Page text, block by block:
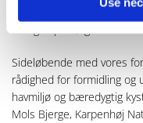
også være der, vi skal
Sideløbende med vores
rådighed for formidling og
havmiljø og bæredygtig
Mols Bjerge, Karpenhøj